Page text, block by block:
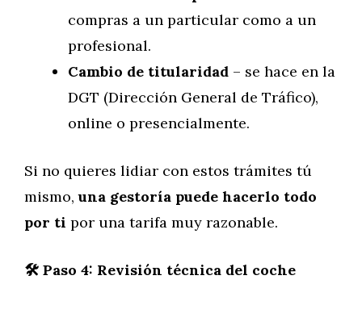
compras a un particular como a un
profesional.
Cambio de titularidad – se hace en la
DGT (Dirección General de Tráfico),
online o presencialmente.
Si no quieres lidiar con estos trámites tú
mismo,una gestoría puede hacerlo todo
por ti por una tarifa muy razonable.
🛠️ Paso 4: Revisión técnica del coche